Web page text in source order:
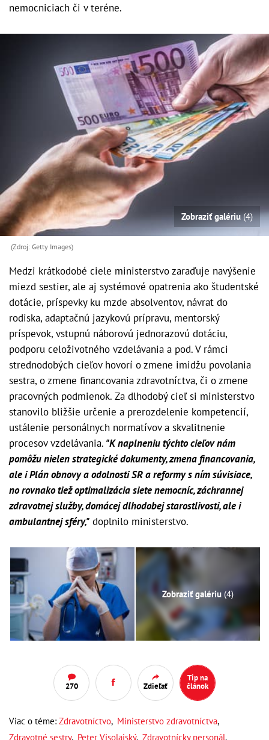
nemocniciach či v teréne.
Zobraziť galériu(4)
(Zdroj: Getty Images)
Medzi krátkodobé ciele ministerstvo zaraďuje navýšenie
miezd sestier, ale aj systémové opatrenia ako študentské
dotácie, príspevky ku mzde absolventov, návrat do
rodiska, adaptačnú jazykovú prípravu, mentorský
príspevok, vstupnú náborovú jednorazovú dotáciu,
podporu celoživotného vzdelávania a pod. V rámci
strednodobých cieľov hovorí o zmene imidžu povolania
sestra, o zmene financovania zdravotníctva, či o zmene
pracovných podmienok. Za dlhodobý cieľ si ministerstvo
stanovilo bližšie určenie a prerozdelenie kompetencií,
ustálenie personálnych normatívov a skvalitnenie
procesov vzdelávania. "K naplneniu týchto cieľov nám
pomôžu nielen strategické dokumenty, zmena financovania,
ale i Plán obnovy a odolnosti SR a reformy s ním súvisiace,
no rovnako tiež optimalizácia siete nemocníc, záchrannej
zdravotnej služby, domácej dlhodobej starostlivosti, ale i
ambulantnej sféry," doplnilo ministerstvo.
Zobraziť galériu (4)
270 Zdieľať
Tip na
článok
Viac o téme: Zdravotníctvo, Ministerstvo zdravotníctva,
Zdravotné sestry, Peter Visolajský, Zdravotnícky personál,